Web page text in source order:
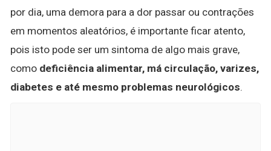
por dia, uma demora para a dor passar ou contrações
em momentos aleatórios, é importante ficar atento,
pois isto pode ser um sintoma de algo mais grave,
como deficiência alimentar, má circulação, varizes,
diabetes e até mesmo problemas neurológicos.